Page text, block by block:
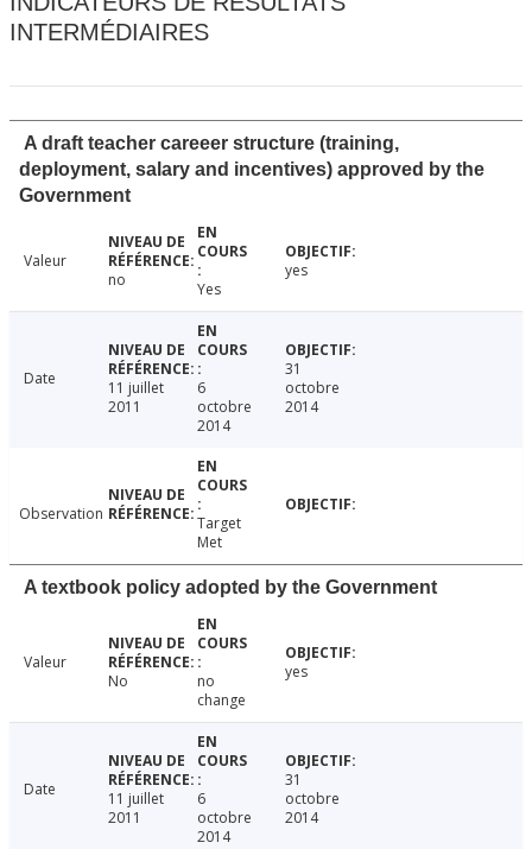
INTERMÉDIAIRES
A draft teacher careeer structure (training,
deployment, salary and incentives) approved by the
Government
Valeur
no
Yes
yes
Date
11 juillet
2011
6
octobre
2014
31
octobre
2014
Observation
Target
Met
A textbook policy adopted by the Government
Valeur
No
no
change
yes
Date
11 juillet
2011
6
octobre
2014
31
octobre
2014